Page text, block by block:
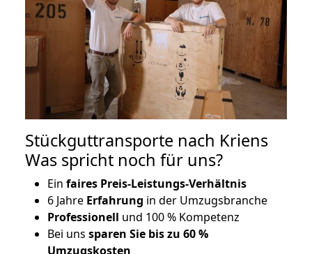
Stückguttransporte nach Kriens
Was spricht noch für uns?
Ein faires Preis-Leistungs-Verhältnis
6 Jahre Erfahrung in der Umzugsbranche
Professionell und 100 % Kompetenz
Bei uns sparen Sie bis zu 60 %
Umzugskosten